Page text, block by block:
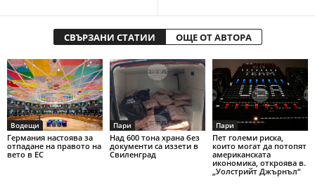
СВЪРЗАНИ СТАТИИ ОЩЕ ОТ АВТОРА
Водещи
Германия настоява за
отпадане на правото на
вето в ЕС
Пари
Над 600 тона храна без
документи са иззети в
Свиленград
Пари
Пет големи риска,
които могат да потопят
американската
икономика, откроява в.
„Уолстрийт Джърнъл“